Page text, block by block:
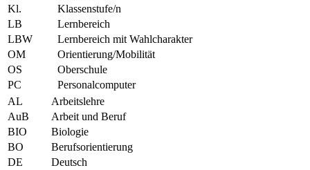
Kl.
Klassenstufe/n
LB
Lernbereich
LBW
Lernbereich mit Wahlcharakter
OM
Orientierung/Mobilität
OS
Oberschule
PC
Personalcomputer
AL
Arbeitslehre
AuB
Arbeit und Beruf
BIO
Biologie
BO
Berufsorientierung
DE
Deutsch